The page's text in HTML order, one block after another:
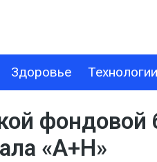
Здоровье Технологии
«A+H»